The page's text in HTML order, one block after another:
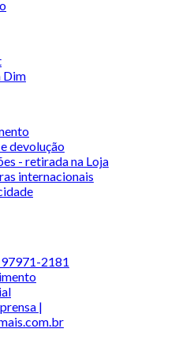
Dim
devolução
- retirada na Loja
internacionais
2181
|